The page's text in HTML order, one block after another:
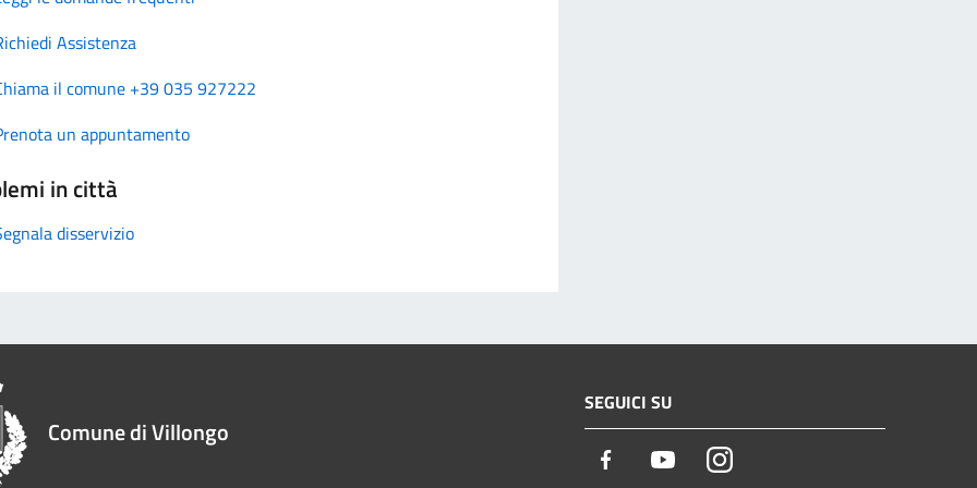
Assistenza
il comune +39 035 927222
un appuntamento
in città
disservizio
Comune di Villongo
SEGUICI SU
Facebook YoutubeInstagram